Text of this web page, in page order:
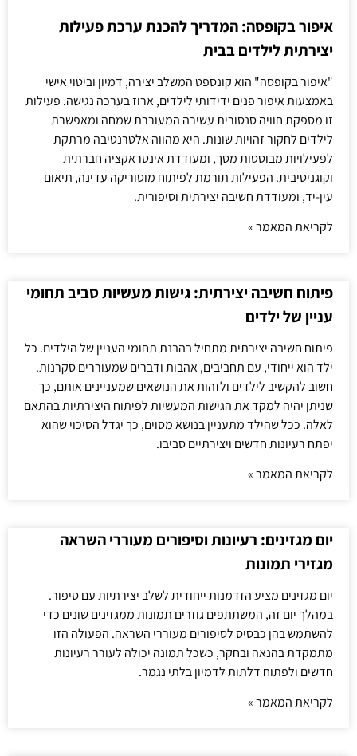
איפור בקופסה: המדריך להכנת ערכת פעילות
יצירתית לילדים בבית
"איפור בקופסה" הוא קונספט המשלב יצירה, דמיון וביטוי אישי
באמצעות איפור פנים ידידותי לילדים, ארוז בערכה נגישה. פעילות
זו מספקת חוויה סנסורית עשירה המעוררת שמחה ומאפשרת
לילדים לחקור זהויות שונות. היא מהווה אלטרנטיבה מרתקת
לפעילויות מבוססות מסך, ומעודדת אינטראקציה חברתית
וקוגניטיבית. הפעילות תורמת לפיתוח מוטוריקה עדינה, תיאום
עין-יד, ומעודדת חשיבה יצירתית וסיפורית.
לקריאת המאמר »
פיתוח חשיבה יצירתית: גישות מעשיות סביב תחומי
עניין של ילדים
פיתוח חשיבה יצירתית מתחיל בהבנת תחומי העניין של הילדים. כל
ילד הוא ייחודי, עם תחביבים, אהבות ודברים שמעוררים סקרנות.
חשוב להקשיב לילדים ולזהות את הנושאים שמעניינים אותם, כך
שניתן יהיה למקד את הגישות המעשיות לפיתוח היצירתיות בהתאם
לאלה. ככל שהילד מתעניין בנושא מסוים, כך יגדל הסיכוי שהוא
יפתח רעיונות חדשים ויצירתיים סביבו.
לקריאת המאמר »
יום מגזינים: רעיונות וסיפורים מעוררי השראה
מגזירי תמונות
יום מגזינים מציע הזדמנות ייחודית לשלב יצירתיות עם סיפור.
במהלך יום זה, המשתתפים גוזרים תמונות ממגזינים שונים כדי
להשתמש בהן כבסיס לסיפורים מעוררי השראה. הפעולה הזו
מתמקדת בהנאה ובחקר, כשכל תמונה יכולה לעורר רעיונות
חדשים ולפתוח דלתות לדמיון בלתי נגמר.
לקריאת המאמר »